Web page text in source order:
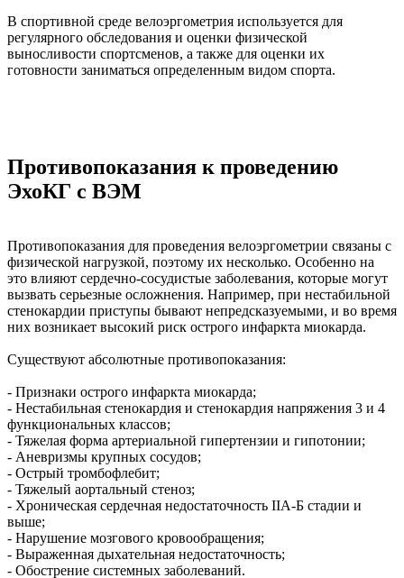
В спортивной среде велоэргометрия используется для
регулярного обследования и оценки физической
выносливости спортсменов, а также для оценки их
готовности заниматься определенным видом спорта.
Противопоказания к проведению
ЭхоКГ с ВЭМ
Противопоказания для проведения велоэргометрии связаны с
физической нагрузкой, поэтому их несколько. Особенно на
это влияют сердечно-сосудистые заболевания, которые могут
вызвать серьезные осложнения. Например, при нестабильной
стенокардии приступы бывают непредсказуемыми, и во время
них возникает высокий риск острого инфаркта миокарда.
Существуют абсолютные противопоказания:
- Признаки острого инфаркта миокарда;
- Нестабильная стенокардия и стенокардия напряжения 3 и 4
функциональных классов;
- Тяжелая форма артериальной гипертензии и гипотонии;
- Аневризмы крупных сосудов;
- Острый тромбофлебит;
- Тяжелый аортальный стеноз;
- Хроническая сердечная недостаточность IIА-Б стадии и
выше;
- Нарушение мозгового кровообращения;
- Выраженная дыхательная недостаточность;
- Обострение системных заболеваний.